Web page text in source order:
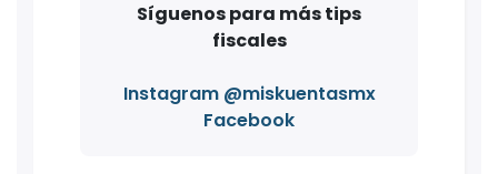
Síguenos para más tips
fiscales
Instagram @miskuentasmx
Facebook